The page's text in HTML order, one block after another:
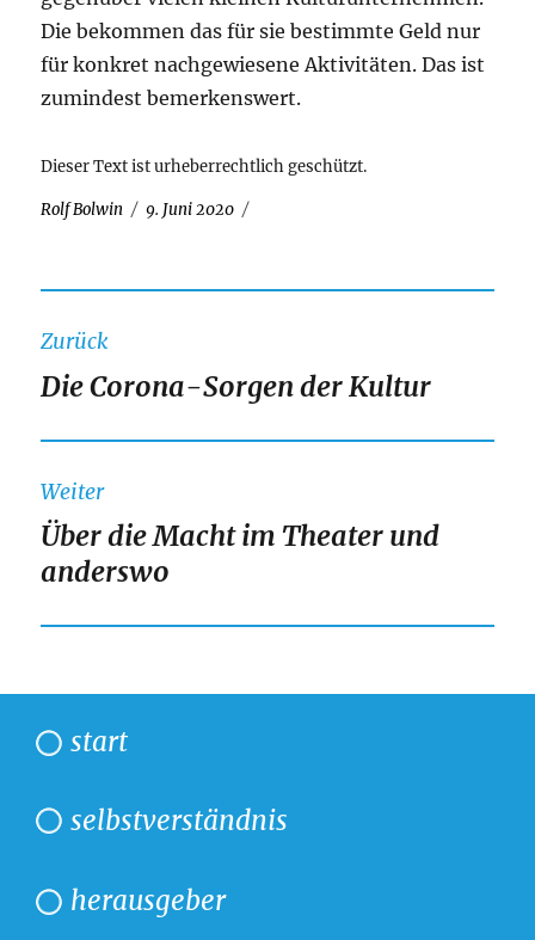
Die bekommen das für sie bestimmte Geld nur
für konkret nachgewiesene Aktivitäten. Das ist
zumindest bemerkenswert.
Dieser Text ist urheberrechtlich geschützt.
Autor
Rolf Bolwin
Veröffentlicht
9. Juni 2020
Zurück
Vorheriger
Die Corona-Sorgen der Kultur
Weiter
Nächster
Beitrag:
Über die Macht im Theater und
anderswo
start
selbstverständnis
herausgeber